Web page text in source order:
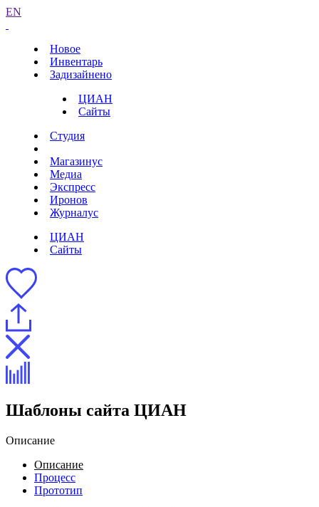
EN
Новое
Инвентарь
Задизайнено
ЦИАН
Сайты
Студия
Магазинус
Медиа
Экспресс
Иронов
Журналус
ЦИАН
Сайты
Шаблоны сайта ЦИАН
Описание
Описание
Процесс
Прототип